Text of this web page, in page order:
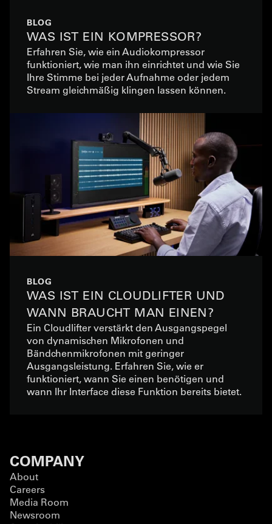
BLOG
WAS IST EIN KOMPRESSOR?
Erfahren Sie, wie ein Audiokompressor
funktioniert, wie man ihn einrichtet und wie Sie
Ihre Stimme bei jeder Aufnahme oder jedem
Stream gleichmäßig klingen lassen können.
BLOG
WAS IST EIN CLOUDLIFTER UND
WANN BRAUCHT MAN EINEN?
Ein Cloudlifter verstärkt den Ausgangspegel
von dynamischen Mikrofonen und
Bändchenmikrofonen mit geringer
Ausgangsleistung. Erfahren Sie, wie er
funktioniert, wann Sie einen benötigen und
wann Ihr Interface diese Funktion bereits bietet.
COMPANY
About
Careers
Media Room
Newsroom